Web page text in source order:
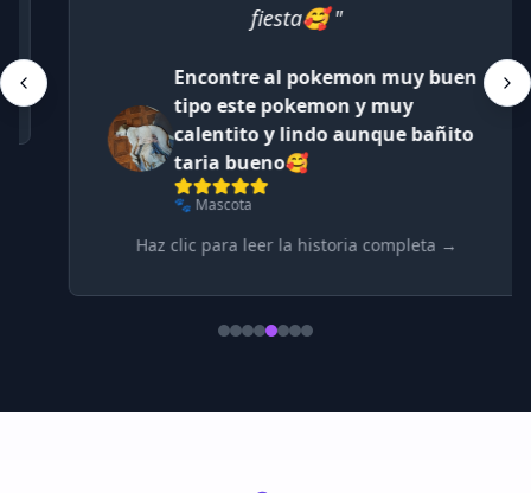
fiesta🥰"
Encontre al pokemon muy buen
tipo este pokemon y muy
calentito y lindo aunque bañito
taria bueno🥰
🐾 Mascota
Haz clic para leer la historia completa →